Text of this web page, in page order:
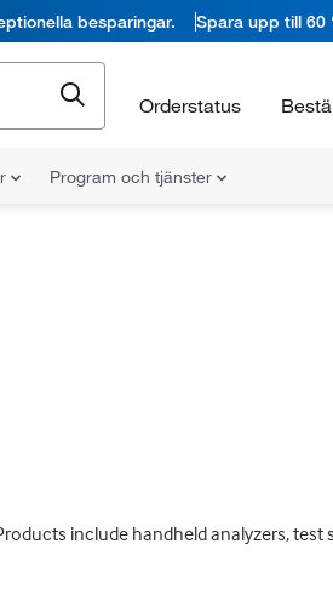
besparingar. Spara upp till 60
Orderstatus
Program och tjänster
include handheld analyzers, test